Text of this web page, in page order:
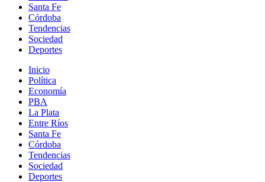
Santa Fe
Córdoba
Tendencias
Sociedad
Deportes
Inicio
Política
Economía
PBA
La Plata
Entre Ríos
Santa Fe
Córdoba
Tendencias
Sociedad
Deportes